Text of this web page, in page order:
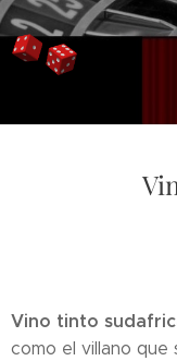
Vino tinto
como el villano